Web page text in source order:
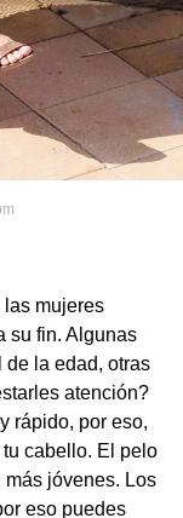
mujeres
su fin. Algunas
la edad, otras
atención?
rápido, por eso,
cabello. El pelo
jóvenes. Los
eso puedes